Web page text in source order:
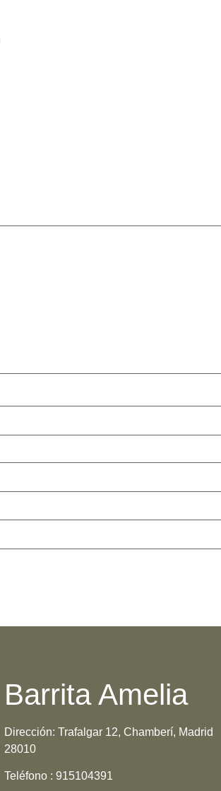
Barrita Amelia
Dirección: Trafalgar 12, Chamberí, Madrid
28010
Teléfono : 915104391